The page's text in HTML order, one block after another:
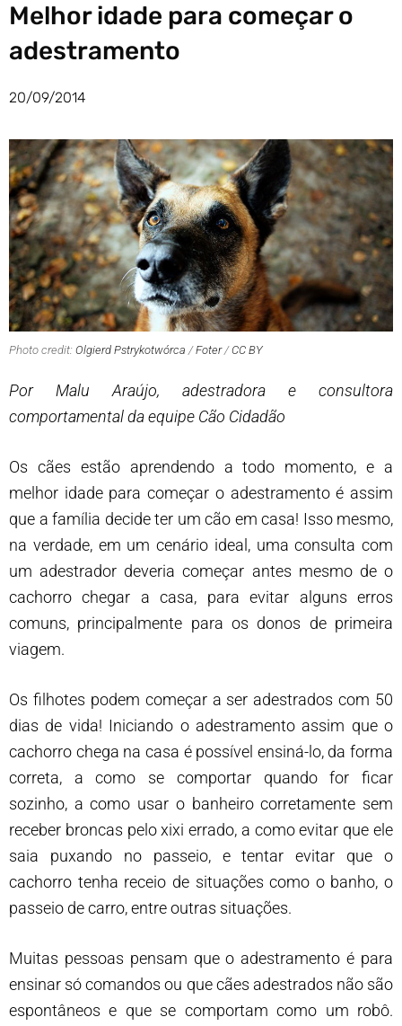
Melhor idade para começar o
adestramento
20/09/2014
Photo credit: Olgierd Pstrykotwórca /Foter/CC BY
Por Malu Araújo, adestradora e consultora
comportamental da equipe Cão Cidadão
Os cães estão aprendendo a todo momento, e a
melhor idade para começar o adestramento é assim
que a família decide ter um cão em casa! Isso mesmo,
na verdade, em um cenário ideal, uma consulta com
um adestrador deveria começar antes mesmo de o
cachorro chegar a casa, para evitar alguns erros
comuns, principalmente para os donos de primeira
viagem.
Os filhotes podem começar a ser adestrados com 50
dias de vida! Iniciando o adestramento assim que o
cachorro chega na casa é possível ensiná-lo, da forma
correta, a como se comportar quando for ficar
sozinho, a como usar o banheiro corretamente sem
receber broncas pelo xixi errado, a como evitar que ele
saia puxando no passeio, e tentar evitar que o
cachorro tenha receio de situações como o banho, o
passeio de carro, entre outras situações.
Muitas pessoas pensam que o adestramento é para
ensinar só comandos ou que cães adestrados não são
espontâneos e que se comportam como um robô.